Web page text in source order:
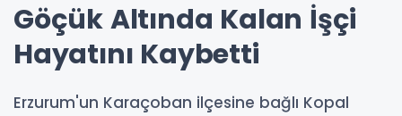
Göçük Altında Kalan İşçi
Hayatını Kaybetti
Erzurum'un Karaçoban ilçesine bağlı Kopal